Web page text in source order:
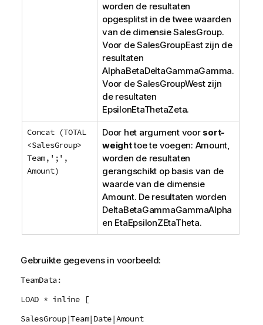
worden de resultaten
opgesplitst in de twee waarden
van de dimensieSalesGroup.
Voor deSalesGroupEastzijn de
resultaten
AlphaBetaDeltaGammaGamma.
Voor deSalesGroupWestzijn
de resultaten
EpsilonEtaThetaZeta.
Concat (TOTAL
<SalesGroup>
Team,';',
Amount)
Door het argument voor sort-
weighttoe te voegen: Amount,
worden de resultaten
gerangschikt op basis van de
waarde van de dimensie
Amount. De resultaten worden
DeltaBetaGammaGammaAlpha
en EtaEpsilonZEtaTheta.
Gebruikte gegevens in voorbeeld:
TeamData:
LOAD * inline [
SalesGroup|Team|Date|Amount